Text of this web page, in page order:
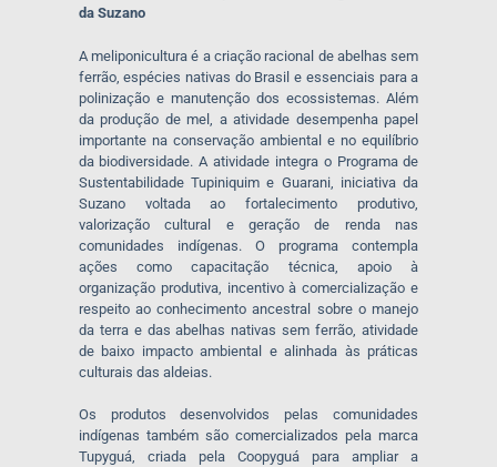
da Suzano
A meliponicultura é a criação racional de abelhas sem
ferrão, espécies nativas do Brasil e essenciais para a
polinização e manutenção dos ecossistemas. Além
da produção de mel, a atividade desempenha papel
importante na conservação ambiental e no equilíbrio
da biodiversidade. A atividade integra o Programa de
Sustentabilidade Tupiniquim e Guarani, iniciativa da
Suzano voltada ao fortalecimento produtivo,
valorização cultural e geração de renda nas
comunidades indígenas. O programa contempla
ações como capacitação técnica, apoio à
organização produtiva, incentivo à comercialização e
respeito ao conhecimento ancestral sobre o manejo
da terra e das abelhas nativas sem ferrão, atividade
de baixo impacto ambiental e alinhada às práticas
culturais das aldeias.
Os produtos desenvolvidos pelas comunidades
indígenas também são comercializados pela marca
Tupyguá, criada pela Coopyguá para ampliar a